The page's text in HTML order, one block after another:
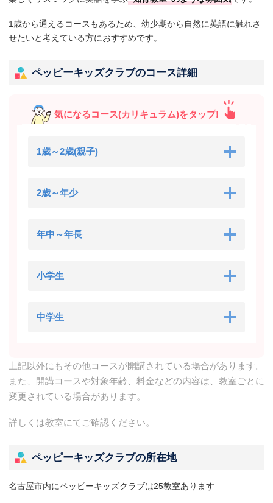
1歳から通えるコースもあるため、幼少期から自然に英語に触れさ
せたいと考えている方におすすめです。
ペッピーキッズクラブのコース詳細
気になるコース(カリキュラム)をタップ!
1歳～2歳(親子)
2歳～年少
年中～年長
小学生
中学生
上記以外にもその他コースが開講されている場合があります。
また、開講コースや対象年齢、料金などの内容は、教室ごとに
変更されている場合があります。
詳しくは教室にてご確認ください。
ペッピーキッズクラブの所在地
名古屋市内にペッピーキッズクラブは25教室あります